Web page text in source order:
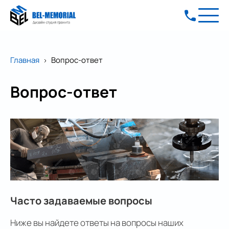
Главная Вопрос-ответ
Вопрос-ответ
Часто задаваемые вопросы
Ниже вы найдете ответы на вопросы наших